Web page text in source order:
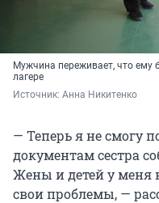
Мужчина переживает, что ему
лагере
Источник: Анна Никитенко
— Теперь я не смогу
документам сестра
Жены и детей у меня
свои проблемы, —